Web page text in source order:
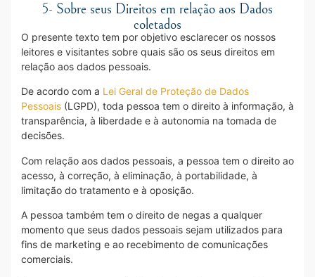
5- Sobre seus Direitos em relação aos Dados
coletados
O presente texto tem por objetivo esclarecer os nossos
leitores e visitantes sobre quais são os seus direitos em
relação aos dados pessoais.
De acordo com a Lei Geral de Proteção de Dados
Pessoais (LGPD), toda pessoa tem o direito à informação, à
transparência, à liberdade e à autonomia na tomada de
decisões.
Com relação aos dados pessoais, a pessoa tem o direito ao
acesso, à correção, à eliminação, à portabilidade, à
limitação do tratamento e à oposição.
A pessoa também tem o direito de negas a qualquer
momento que seus dados pessoais sejam utilizados para
fins de marketing e ao recebimento de comunicações
comerciais.